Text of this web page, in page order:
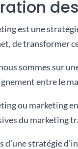
est une
de transformer
sommes sur
entre le
ou marketing
du marketing
d’une stratégie